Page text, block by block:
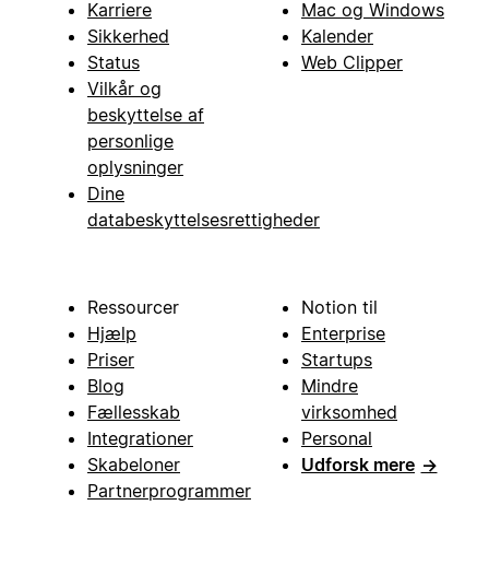
Karriere
Sikkerhed
Status
Vilkår og
beskyttelse af
personlige
oplysninger
Dine
databeskyttelsesrettigheder
Mac og Windows
Kalender
Web Clipper
Ressourcer
Hjælp
Priser
Blog
Fællesskab
Integrationer
Skabeloner
Partnerprogrammer
Notion til
Enterprise
Startups
Mindre
virksomhed
Personal
Udforsk mere →